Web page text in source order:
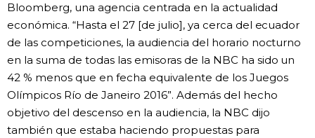
Bloomberg, una agencia centrada en la actualidad
económica. “Hasta el 27 [de julio], ya cerca del ecuador
de las competiciones, la audiencia del horario nocturno
en la suma de todas las emisoras de la NBC ha sido un
42 % menos que en fecha equivalente de los Juegos
Olímpicos Río de Janeiro 2016”. Además del hecho
objetivo del descenso en la audiencia, la NBC dijo
también que estaba haciendo propuestas para